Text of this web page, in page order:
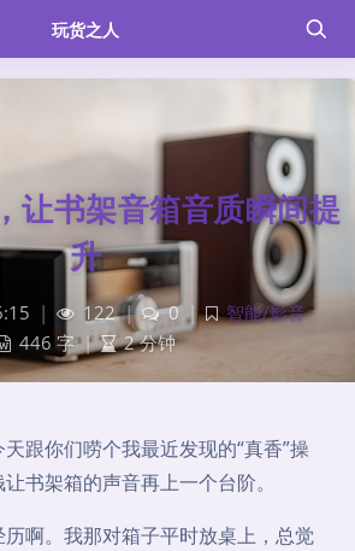
玩货之人
让书架音箱音质瞬间提
升
| 122 | 0 |
智能/影音
446 字
| 2 分钟
跟你们唠个我最近发现的“真香”操
书架箱的声音再上一个台阶。
啊。我那对箱子平时放桌上，总觉